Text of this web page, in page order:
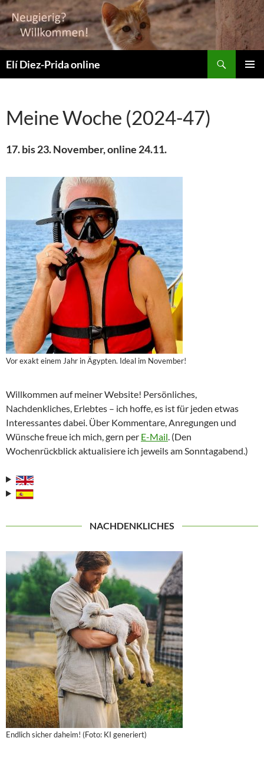
Elí Diez-Prida online
Meine Woche (2024-47)
17. bis 23. November, online 24.11.
Vor exakt einem Jahr in Ägypten. Ideal im November!
Willkommen auf meiner Website! Persönliches,
Nachdenkliches, Erlebtes – ich hoffe, es ist für jeden etwas
Interessantes dabei. Über Kommentare, Anregungen und
Wünsche freue ich mich, gern per E-Mail . (Den
Wochenrückblick aktualisiere ich jeweils am Sonntagabend.)
NACHDENKLICHES
Endlich sicher daheim! (Foto: KI generiert)